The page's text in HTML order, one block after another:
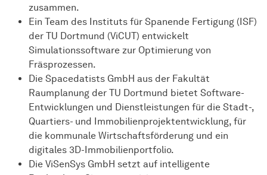
zusammen.
Ein Team des Instituts für Spanende Fertigung (ISF)
der TU Dortmund (ViCUT) entwickelt
Simulationssoftware zur Optimierung von
Fräsprozessen.
Die Spacedatists GmbH aus der Fakultät
Raumplanung der TU Dortmund bietet Software-
Entwicklungen und Dienstleistungen für die Stadt-,
Quartiers- und Immobilienprojektentwicklung, für
die kommunale Wirtschaftsförderung und ein
digitales 3D-Immobilienportfolio.
Die ViSenSys GmbH setzt auf intelligente